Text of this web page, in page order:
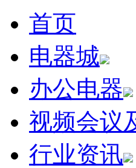
首页
电器城
办公电器
视频会议
行业资讯